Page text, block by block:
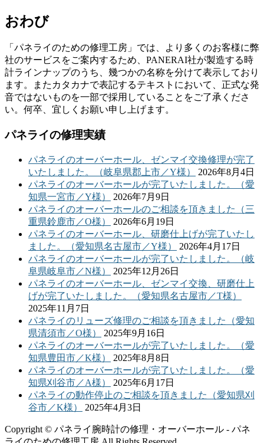
おわび
「パネライのための修理工房」では、より多くのお客様に弊
社のサービスをご案内するため、PANERAI社が製造する時
計ラインナップのうち、幾つかの名称を分けて表示しており
ます。またカタカナで表記するテキストにおいて、正式な発
音ではないものを一部で採用していることをご了承くださ
い。何卒、宜しくお願い申し上げます。
パネライの修理実績
パネライのオーバーホール、ゼンマイ交換修理が完了
いたしました。（岐阜県郡上市／Y様）
2026年8月4日
パネライのオーバーホールが完了いたしました。（愛
知県一宮市／Y様）
2026年7月9日
パネライのオーバーホールのご相談を頂きました（三
重県鈴鹿市／O様）
2026年6月19日
パネライのオーバーホール、研磨仕上げが完了いたし
ました。（愛知県名古屋市／Y様）
2026年4月17日
パネライのオーバーホールが完了いたしました。（岐
阜県岐阜市／N様）
2025年12月26日
パネライのオーバーホール、ゼンマイ交換、研磨仕上
げが完了いたしました。（愛知県名古屋市／T様）
2025年11月7日
パネライのリューズ修理のご相談を頂きました（愛知
県清須市／O様）
2025年9月16日
パネライのオーバーホールが完了いたしました。（愛
知県豊田市／K様）
2025年8月8日
パネライのオーバーホールが完了いたしました。（愛
知県刈谷市／A様）
2025年6月17日
パネライの動作停止のご相談を頂きました（愛知県刈
谷市／K様）
2025年4月3日
Copyright © パネライ腕時計の修理・オーバーホール - パネ